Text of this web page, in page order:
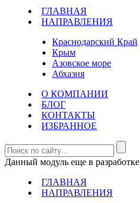
ГЛАВНАЯ
НАПРАВЛЕНИЯ
Краснодарский Край
Крым
Азовское море
Абхазия
О КОМПАНИИ
БЛОГ
КОНТАКТЫ
ИЗБРАННОЕ
Данный модуль еще в разработке
ГЛАВНАЯ
НАПРАВЛЕНИЯ